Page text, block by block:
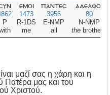
P
εμοι
1473
R-1DS
me
παντεσ
3956
E-NMP
all
αδελφοι
80
N-NMP
the brothers
μαζί σας η χάρη και η
Πατέρα μας και του
Χριστού.